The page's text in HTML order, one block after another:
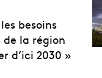
besoins
la région
d’ici 2030 »